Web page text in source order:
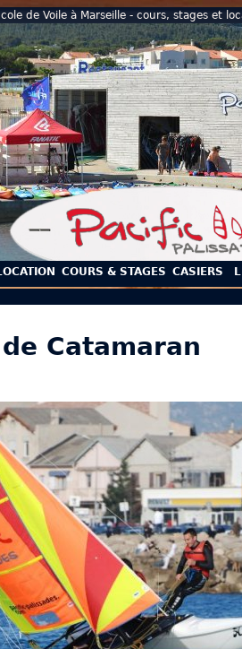
de Voile à Marseille - cours, stages et
COURS & STAGES CASIERS
Catamaran